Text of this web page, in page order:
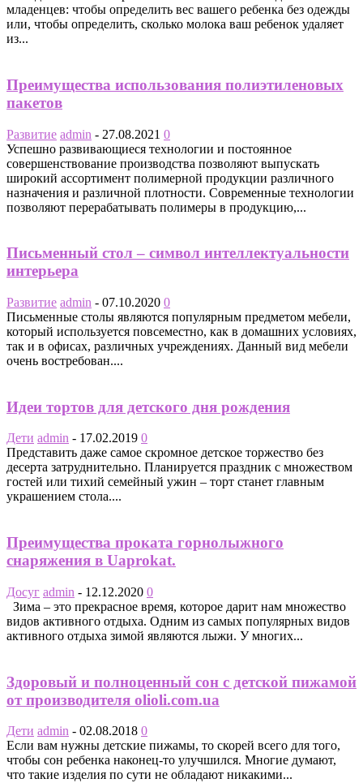
младенцев: чтобы определить вес вашего ребенка без одежды
или, чтобы определить, сколько молока ваш ребенок удаляет
из...
Преимущества использования полиэтиленовых
пакетов
Развитие admin - 27.08.2021 0
Успешно развивающиеся технологии и постоянное
совершенствование производства позволяют выпускать
широкий ассортимент полимерной продукции различного
назначения и различной плотности. Современные технологии
позволяют перерабатывать полимеры в продукцию,...
Письменный стол – символ интеллектуальности
интерьера
Развитие admin - 07.10.2020 0
Письменные столы являются популярным предметом мебели,
который используется повсеместно, как в домашних условиях,
так и в офисах, различных учреждениях. Данный вид мебели
очень востребован....
Идеи тортов для детского дня рождения
Дети admin - 17.02.2019 0
Представить даже самое скромное детское торжество без
десерта затруднительно. Планируется праздник с множеством
гостей или тихий семейный ужин – торт станет главным
украшением стола....
Преимущества проката горнолыжного
снаряжения в Uaprokat.
Досуг admin - 12.12.2020 0
Зима – это прекрасное время, которое дарит нам множество
видов активного отдыха. Одним из самых популярных видов
активного отдыха зимой являются лыжи. У многих...
Здоровый и полноценный сон с детской пижамой
от производителя olioli.com.ua
Дети admin - 02.08.2018 0
Если вам нужны детские пижамы, то скорей всего для того,
чтобы сон ребенка наконец-то улучшился. Многие думают,
что такие изделия по сути не обладают никакими...